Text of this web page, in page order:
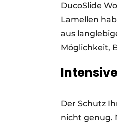
DucoSlide
Lamellen
aus
Möglichkeit,
Der Schutz
nicht genug.